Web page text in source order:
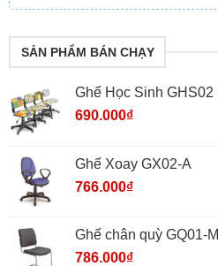
SẢN PHẨM BÁN CHẠY
Ghế Học Sinh GHS02
690.000₫
Ghế Xoay GX02-A
766.000₫
Ghế chân quỳ GQ01-M
786.000₫